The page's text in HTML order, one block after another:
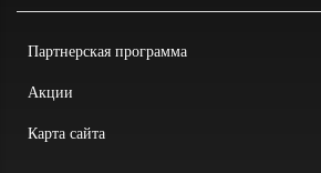
Партнерская программа
Акции
Карта сайта